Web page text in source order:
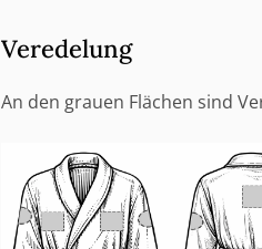
Veredelung
An den grauen Flächen sind